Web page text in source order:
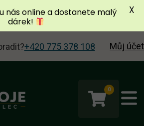
+420 775 378 108 Můj účet
0
nás online a dostanete malý
dárek!
X